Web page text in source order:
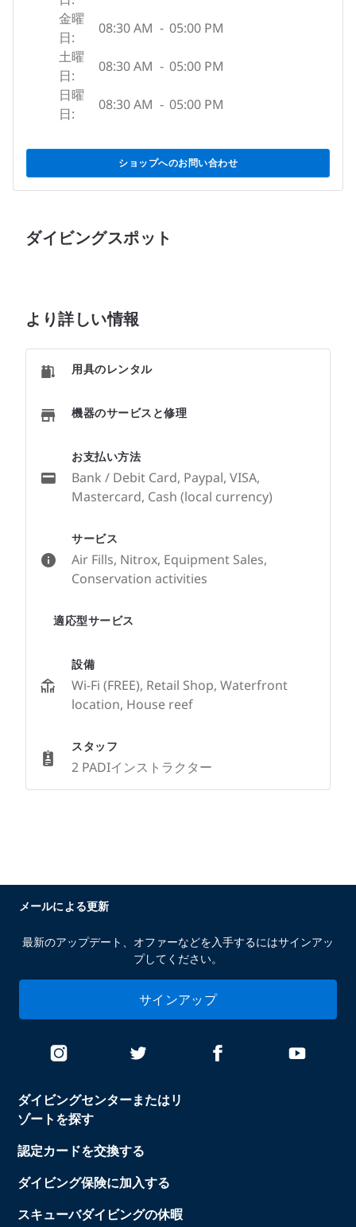
金曜
日:
08:30 AM - 05:00 PM
土曜
日:
08:30 AM - 05:00 PM
日曜
日:
08:30 AM - 05:00 PM
ショップへのお問い合わせ
ダイビングスポット
より詳しい情報
サービス
Air Fills, Nitrox, Equipment Sales,
Conservation activities
適応型サービス
設備
Wi-Fi (FREE), Retail Shop, Waterfront
location, House reef
スタッフ
2 PADIインストラクター
用具のレンタル
機器のサービスと修理
お支払い方法
Bank / Debit Card, Paypal, VISA,
Mastercard, Cash (local currency)
ダイビングセンターまたはリ
ゾートを探す
認定カードを交換する
ダイビング保険に加入する
スキューバダイビングの休暇
メールによる更新
最新のアップデート、オファーなどを入手するにはサインアッ
プしてください。
サインアップ